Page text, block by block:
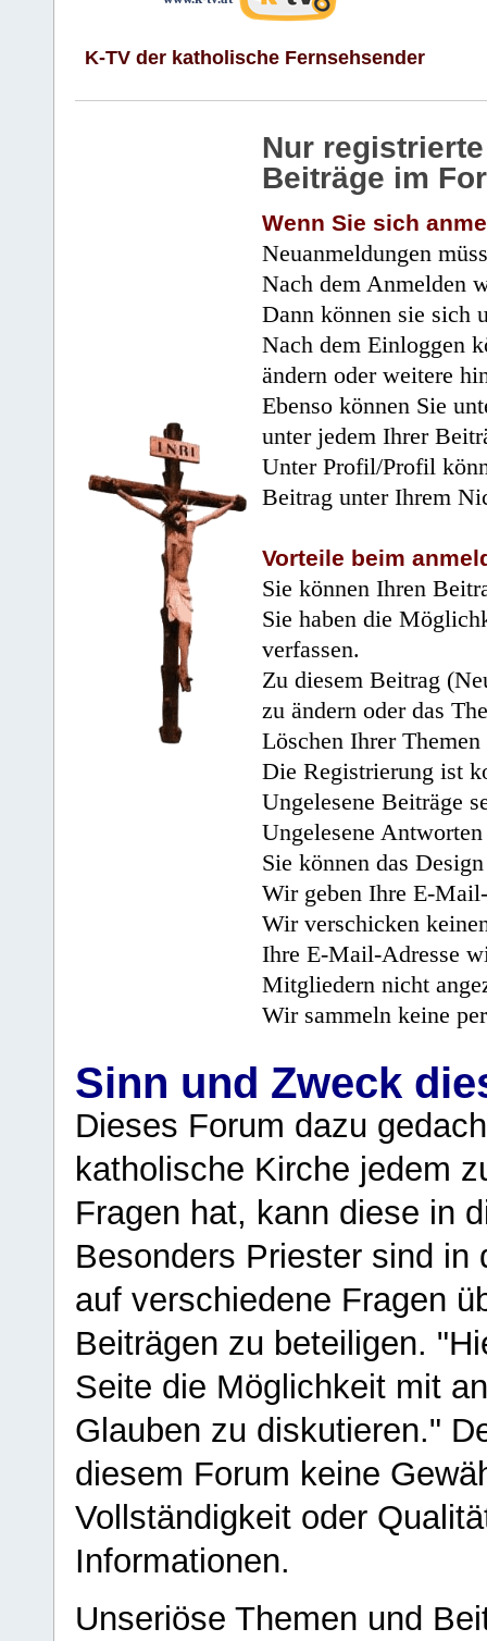
K-TV der katholische Fernsehsender
Nur
Beiträge im
Wenn Sie sich
Neuanmeldungen
Nach dem Anmelden
Dann können sie sich
Nach dem Einloggen
ändern oder weitere
Ebenso können Sie
unter jedem Ihrer
Unter Profil/Profil
Beitrag unter Ihrem
Vorteile beim
Sie können Ihren
Sie haben die
verfassen.
Zu diesem Beitrag
zu ändern oder das
Löschen Ihrer
Die Registrierung ist
Ungelesene Beiträge
Ungelesene
Sie können das
Wir geben Ihre E-
Wir verschicken
Ihre E-Mail-Adresse
Mitgliedern nicht
Wir sammeln keine
Sinn und Zweck
Dieses Forum dazu
katholische Kirche jedem
Fragen hat, kann diese in
Besonders Priester sind in
auf verschiedene Fragen
Beiträgen zu beteiligen.
Seite die Möglichkeit mit
Glauben zu diskutieren."
diesem Forum keine
Vollständigkeit oder
Informationen.
Unseriöse Themen und